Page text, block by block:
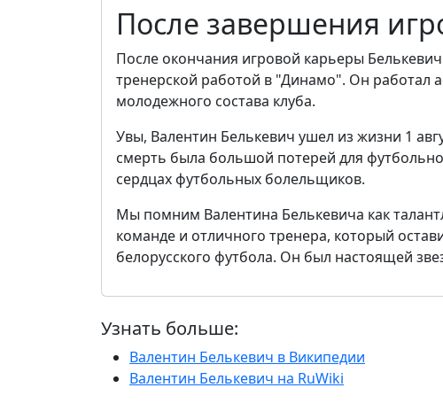
После завершения
После окончания игровой карьеры
тренерской работой в "Динамо". Он работал
молодежного состава клуба.
Увы, Валентин Белькевич ушел из жизни 1
смерть была большой потерей для
сердцах футбольных болельщиков.
Мы помним Валентина Белькевича как
команде и отличного тренера, который
белорусского футбола. Он был настоящей
Узнать больше:
Валентин Белькевич в Википедии
Валентин Белькевич на RuWiki